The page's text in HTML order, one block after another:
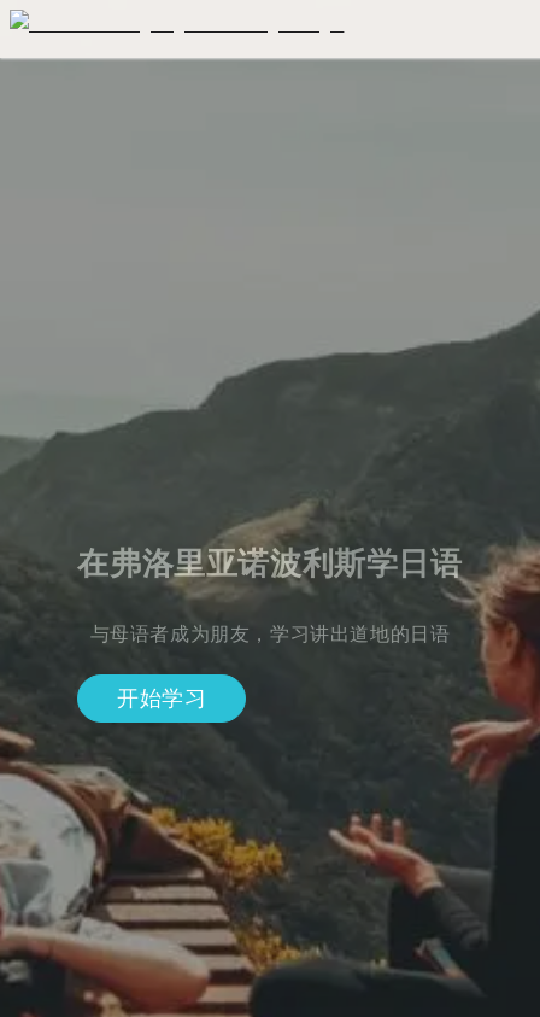
在弗洛里亚诺波利斯学日语
与母语者成为朋友，学习讲出道地的日语
开始学习